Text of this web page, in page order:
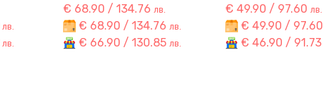
лв.
лв.
€ 68.90 / 134.76 лв.
€ 68.90 / 134.76 лв.
€ 66.90 / 130.85 лв.
€ 49.90 / 97.60 лв.
€ 49.90 / 97.60
€ 46.90 / 91.73